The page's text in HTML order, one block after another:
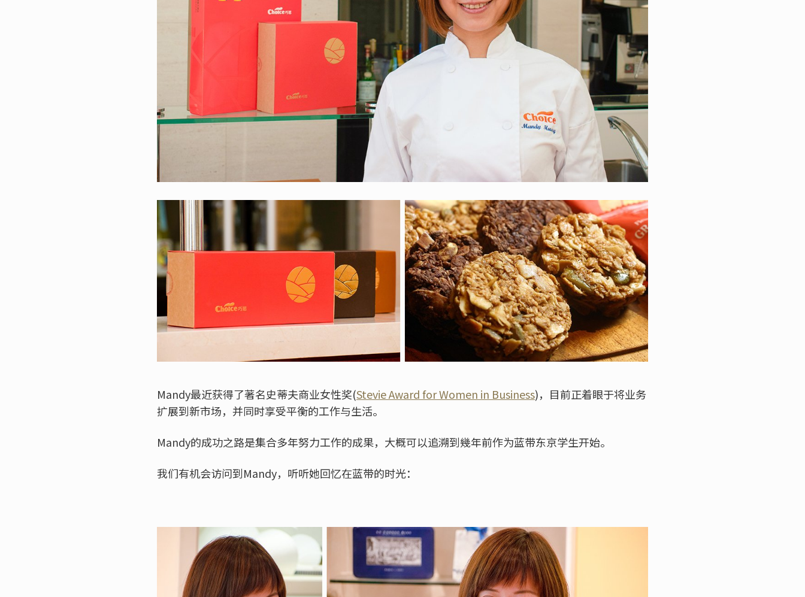
Mandy最近获得了著名史蒂夫商业女性奖(Stevie Award for Women in Business)，目前正着眼于将业务
扩展到新市场，并同时享受平衡的工作与生活。
Mandy的成功之路是集合多年努力工作的成果，大概可以追溯到幾年前作为蓝带东京学生开始。
我们有机会访问到Mandy，听听她回忆在蓝带的时光：